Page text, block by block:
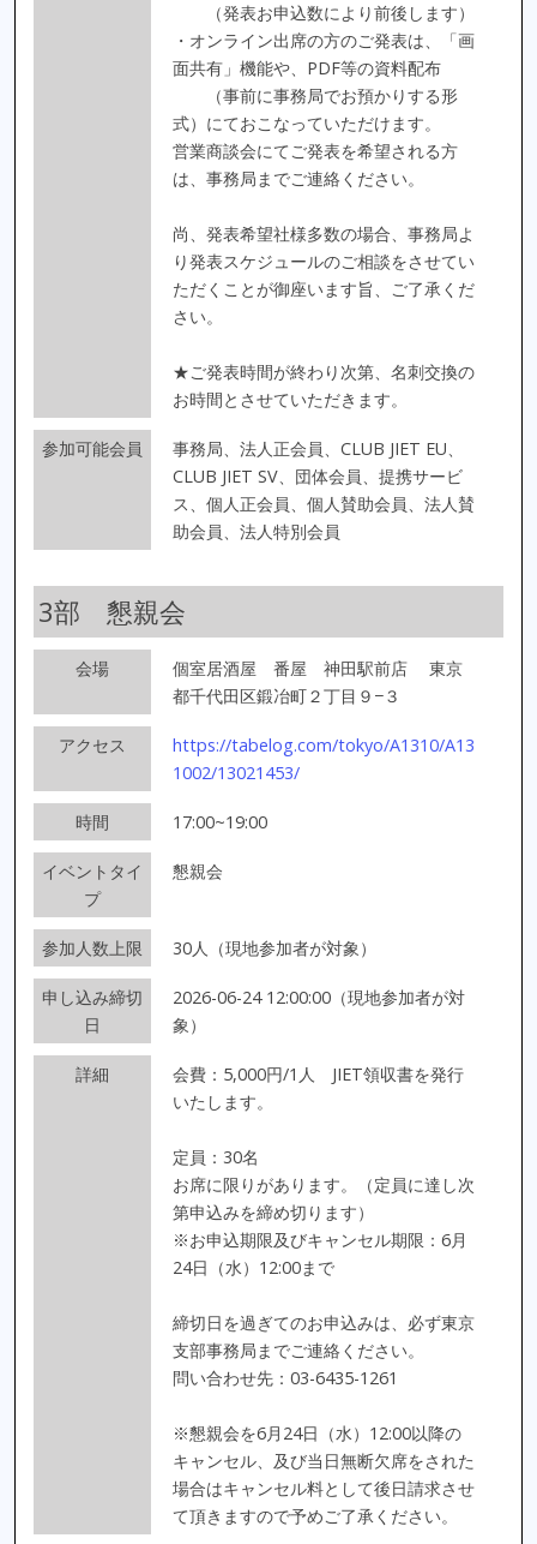
（発表お申込数により前後します）
・オンライン出席の方のご発表は、「画
面共有」機能や、PDF等の資料配布
（事前に事務局でお預かりする形
式）にておこなっていただけます。
営業商談会にてご発表を希望される方
は、事務局までご連絡ください。
尚、発表希望社様多数の場合、事務局よ
り発表スケジュールのご相談をさせてい
ただくことが御座います旨、ご了承くだ
さい。
★ご発表時間が終わり次第、名刺交換の
お時間とさせていただきます。
参加可能会員
事務局、法人正会員、CLUB JIET EU、
CLUB JIET SV、団体会員、提携サービ
ス、個人正会員、個人賛助会員、法人賛
助会員、法人特別会員
3部 懇親会
会場 個室居酒屋 番屋 神田駅前店
東京
都千代田区鍛冶町２丁目９−３
アクセス
https://tabelog.com/tokyo/A1310/A13
1002/13021453/
時間 17:00~19:00
イベントタイ
プ
懇親会
参加人数上限 30人（現地参加者が対象）
申し込み締切
日
2026-06-24 12:00:00（現地参加者が対
象）
詳細
会費：5,000円/1人 JIET領収書を発行
いたします。
定員：30名
お席に限りがあります。（定員に達し次
第申込みを締め切ります）
※お申込期限及びキャンセル期限：6月
24日（水）12:00まで
締切日を過ぎてのお申込みは、必ず東京
支部事務局までご連絡ください。
問い合わせ先：03-6435-1261
※懇親会を6月24日（水）12:00以降の
キャンセル、及び当日無断欠席をされた
場合はキャンセル料として後日請求させ
て頂きますので予めご了承ください。